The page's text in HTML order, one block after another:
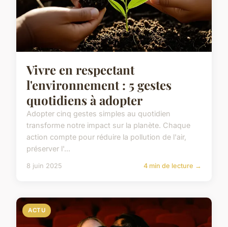
Vivre en respectant
l'environnement : 5 gestes
quotidiens à adopter
Adopter cinq gestes simples au quotidien
transforme notre impact sur la planète. Chaque
action compte pour réduire la pollution de l'air,
préserver l'...
8 juin 2025 4 min de lecture →
ACTU